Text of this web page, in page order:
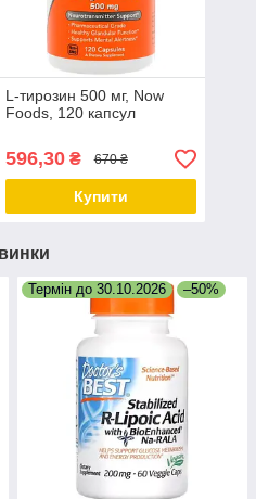
L-тирозин 500 мг, Now
Foods, 120 капсул
596,30₴ 670 ₴
Купити
Термін до 30.10.2026 –50%